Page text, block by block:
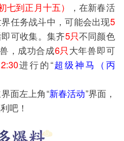
到正月十五）
，在新春活
任务战斗中，可能会出现5
可收集。集齐5只不同颜色
，成功合成6只大年兽即可
进行的“超级神马（丙
面左上角“新春活动”界面，
吧！